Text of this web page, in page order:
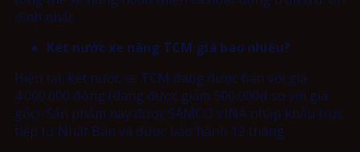
định nhất.
Két nước xe nâng TCM giá bao nhiêu?
Hiện tại, két nước xe TCM đang được bán với giá
4.000.000 đồng (đang được giảm 500.000đ so với giá
gốc). Sản phẩm này được SAMCO VINA nhập khẩu trực
tiếp từ Nhật Bản và được bảo hành 12 tháng.